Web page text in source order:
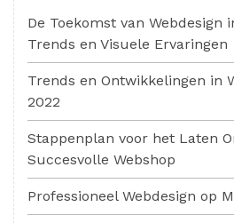
De Toekomst van Webdesign
Trends en Visuele Ervaringen
Trends en Ontwikkelingen in
2022
Stappenplan voor het Laten
Succesvolle Webshop
Professioneel Webdesign op